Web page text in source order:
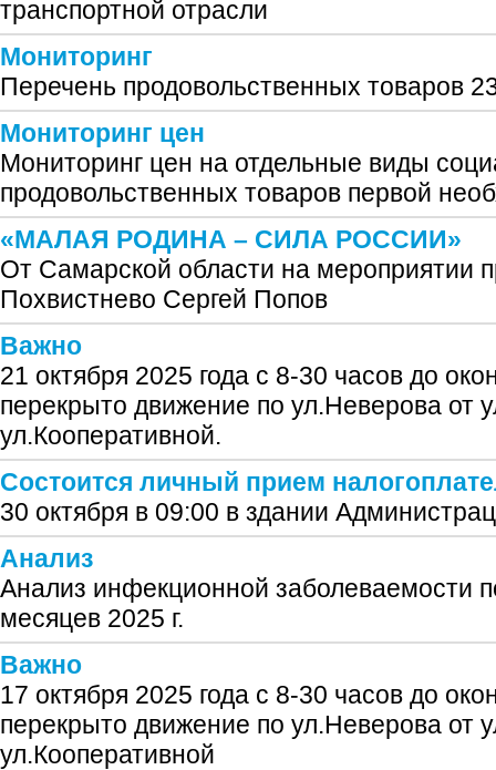
транспортной отрасли
Мониторинг
Перечень продовольственных товаров
Мониторинг цен
Мониторинг цен на отдельные виды
продовольственных товаров первой
«МАЛАЯ РОДИНА – СИЛА РОССИИ»
От Самарской области на мероприятии
Похвистнево Сергей Попов
Важно
21 октября 2025 года с 8-30 часов до
перекрыто движение по ул.Неверова от
ул.Кооперативной.
Состоится личный прием
30 октября в 09:00 в здании
Анализ
Анализ инфекционной заболеваемости
месяцев 2025 г.
Важно
17 октября 2025 года с 8-30 часов до
перекрыто движение по ул.Неверова от
ул.Кооперативной